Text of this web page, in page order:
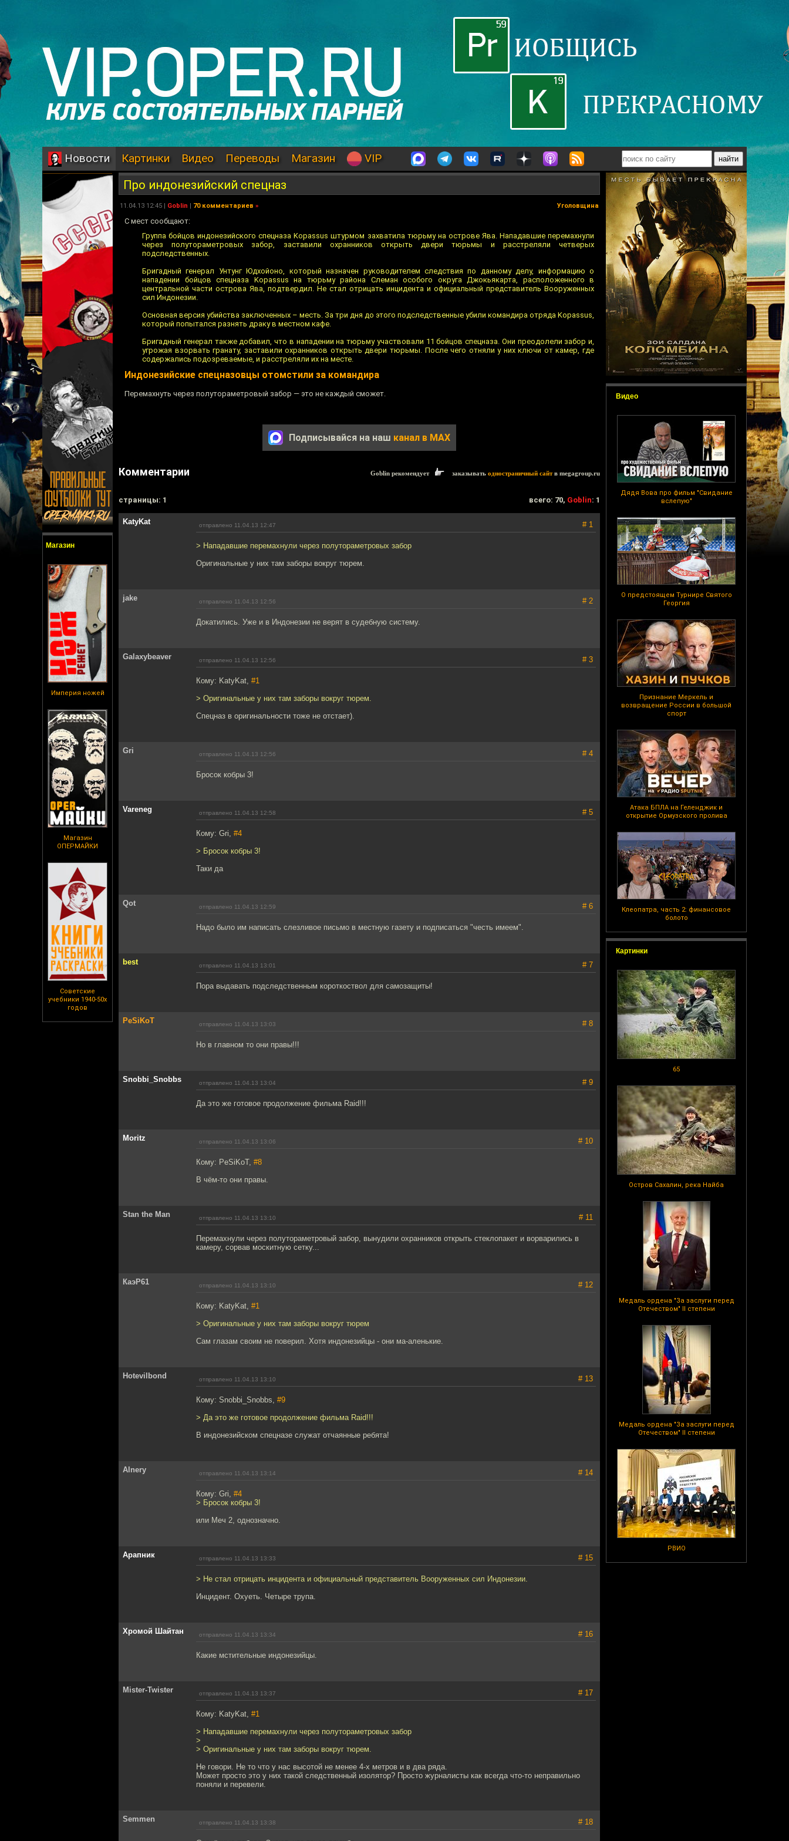
Новости Картинки Видео Переводы Магазин VIP
Магазин
Империя ножей
Магазин
ОПЕРМАЙКИ
Советские
учебники 1940-50х
годов
Видео
Дядя Вова про фильм "Свидание
вслепую"
О предстоящем Турнире Святого
Георгия
Признание Меркель и
возвращение России в большой
спорт
Атака БПЛА на Геленджик и
открытие Ормузского пролива
Клеопатра, часть 2: финансовое
болото
Картинки
65
Остров Сахалин, река Найба
Медаль ордена "За заслуги перед
Отечеством" II степени
Медаль ордена "За заслуги перед
Отечеством" II степени
РВИО
Про индонезийский спецназ
11.04.13 12:45 | Goblin | 70 комментариев » Уголовщина
С мест сообщают:
Группа бойцов индонезийского спецназа Kopassus штурмом захватила тюрьму на острове Ява. Нападавшие перемахнули
через полутораметровых забор, заставили охранников открыть двери тюрьмы и расстреляли четверых
подследственных.
Бригадный генерал Унтунг Юдхойоно, который назначен руководителем следствия по данному делу, информацию о
нападении бойцов спецназа Kopassus на тюрьму района Слеман особого округа Джокьякарта, расположенного в
центральной части острова Ява, подтвердил. Не стал отрицать инцидента и официальный представитель Вооруженных
сил Индонезии.
Основная версия убийства заключенных – месть. За три дня до этого подследственные убили командира отряда Kopassus,
который попытался разнять драку в местном кафе.
Бригадный генерал также добавил, что в нападении на тюрьму участвовали 11 бойцов спецназа. Они преодолели забор и,
угрожая взорвать гранату, заставили охранников открыть двери тюрьмы. После чего отняли у них ключи от камер, где
содержались подозреваемые, и расстреляли их на месте.
Индонезийские спецназовцы отомстили за командира
Перемахнуть через полутораметровый забор — это не каждый сможет.
Подписывайся на наш канал в MAX
Комментарии Goblin рекомендует заказывать одностраничный сайтв megagroup.ru
cтраницы: 1 всего: 70, Goblin: 1
KatyKat отправлено 11.04.13 12:47 # 1
> Нападавшие перемахнули через полутораметровых забор
Оригинальные у них там заборы вокруг тюрем.
jake отправлено 11.04.13 12:56 # 2
Докатились. Уже и в Индонезии не верят в судебную систему.
Galaxybeaver отправлено 11.04.13 12:56 # 3
Кому: KatyKat, #1
> Оригинальные у них там заборы вокруг тюрем.
Спецназ в оригинальности тоже не отстает).
Gri отправлено 11.04.13 12:56 # 4
Бросок кобры 3!
Vareneg отправлено 11.04.13 12:58 # 5
Кому: Gri, #4
> Бросок кобры 3!
Таки да
Qot отправлено 11.04.13 12:59 # 6
Надо было им написать слезливое письмо в местную газету и подписаться "честь имеем".
best отправлено 11.04.13 13:01 # 7
Пора выдавать подследственным короткоствол для самозащиты!
PeSiKoT отправлено 11.04.13 13:03 # 8
Но в главном то они правы!!!
Snobbi_Snobbs отправлено 11.04.13 13:04 # 9
Да это же готовое продолжение фильма Raid!!!
Moritz отправлено 11.04.13 13:06 # 10
Кому: PeSiKoT, #8
В чём-то они правы.
Stan the Man отправлено 11.04.13 13:10 # 11
Перемахнули через полутораметровый забор, вынудили охранников открыть стеклопакет и ворварились в
камеру, сорвав москитную сетку...
КаэР61 отправлено 11.04.13 13:10 # 12
Кому: KatyKat, #1
> Оригинальные у них там заборы вокруг тюрем
Сам глазам своим не поверил. Хотя индонезийцы - они ма-аленькие.
Hotevilbond отправлено 11.04.13 13:10 # 13
Кому: Snobbi_Snobbs, #9
> Да это же готовое продолжение фильма Raid!!!
В индонезийском спецназе служат отчаянные ребята!
Alnery отправлено 11.04.13 13:14 # 14
Кому: Gri, #4
> Бросок кобры 3!
или Меч 2, однозначно.
Арапник отправлено 11.04.13 13:33 # 15
> Не стал отрицать инцидента и официальный представитель Вооруженных сил Индонезии.
Инцидент. Охуеть. Четыре трупа.
Хромой Шайтан отправлено 11.04.13 13:34 # 16
Какие мстительные индонезийцы.
Mister-Twister отправлено 11.04.13 13:37 # 17
Кому: KatyKat, #1
> Нападавшие перемахнули через полутораметровых забор
>
> Оригинальные у них там заборы вокруг тюрем.
Не говори. Не то что у нас высотой не менее 4-х метров и в два ряда.
Может просто это у них такой следственный изолятор? Просто журналисты как всегда что-то неправильно
поняли и перевели.
Semmen отправлено 11.04.13 13:38 # 18